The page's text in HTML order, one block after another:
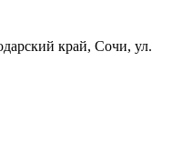
край, Сочи, ул.